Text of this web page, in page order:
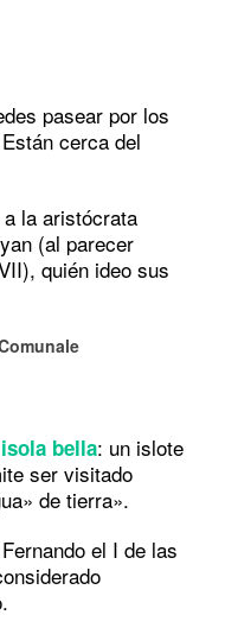
pasear por los
cerca del
la aristócrata
(al parecer
quién ideo sus
isola bella: un islote
ser visitado
de tierra».
el I de las